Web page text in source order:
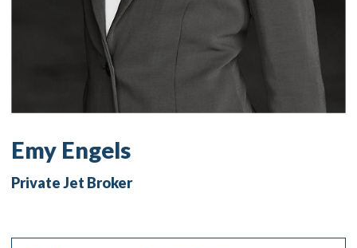
Emy Engels
Private Jet Broker